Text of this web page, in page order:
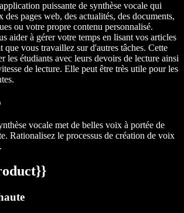
puissante de synthèse vocale qui
des pages web, des actualités, des documents,
ou votre propre contenu personnalisé.
aider à gérer votre temps en lisant vos articles
que vous travaillez sur d'autres tâches. Cette
les étudiants avec leurs devoirs de lecture ainsi
de lecture. Elle peut être très utile pour les
vocale met de belles voix à portée de
Rationalisez le processus de création de voix